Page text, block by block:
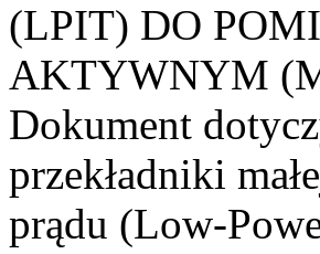
(LPIT) DO
AKTYWNYM
Dokument
przekładniki
prądu (Low-